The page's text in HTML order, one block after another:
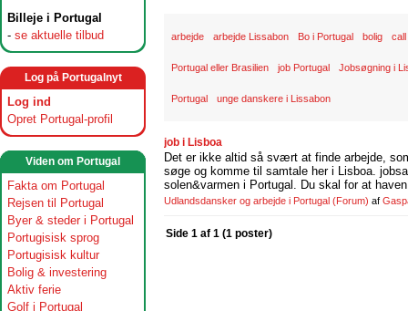
Billeje i Portugal
- se aktuelle tilbud
Log på Portugalnyt
Log ind
Opret Portugal-profil
Viden om Portugal
Fakta om Portugal
Rejsen til Portugal
Byer & steder i Portugal
Portugisisk sprog
Portugisisk kultur
Bolig & investering
Aktiv ferie
Golf i Portugal
arbejde arbejde Lissabon Bo i Portugal bolig
Portugal eller Brasilien job Portugal Jobsøgning i
Portugal unge danskere i Lissabon
job i Lisboa
Det er ikke altid så svært at finde arbejde,
søge og komme til samtale her i Lisboa.
solen&varmen i Portugal. Du skal for at
Udlandsdansker og arbejde i Portugal (Forum) af
Side 1 af 1 (1 poster)